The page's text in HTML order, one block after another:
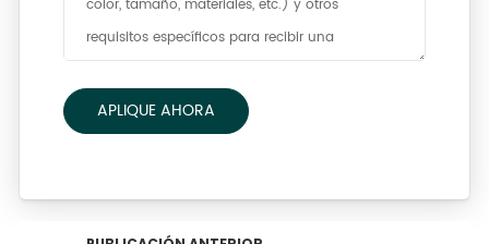
APLIQUE AHORA